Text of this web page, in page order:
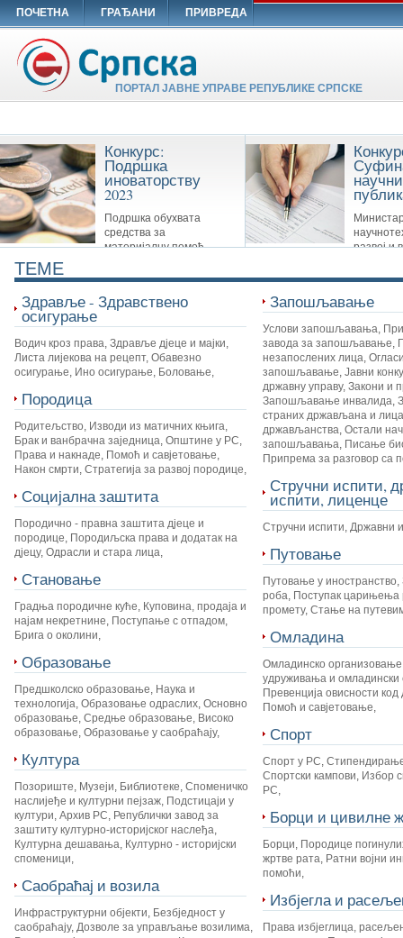
ПОЧЕТНА ГРАЂАНИ ПРИВРЕДА
ПОРТАЛ ЈАВНЕ УПРАВЕ РЕПУБЛИКЕ СРПСКЕ
развој и
публикације: Научне
Конкурс:
Подршка
иноваторству
2023
Подршка обухвата
средства за
материјалну помоћ
иноватора Републике Српске,
иноватора и другим
TEME
Здравље - Здравствено
осигурање
Водич кроз права, Здравље дјеце и мајки,
Листа лијекова на рецепт, Обавезно
осигурање, Ино осигурање, Боловање,
Породица
Родитељство, Изводи из матичних књига,
Брак и ванбрачна заједница, Општине у РС,
Права и накнаде, Помоћ и савјетовање,
Након смрти, Стратегија за развој породице,
Социјална заштита
Породично - правна заштита дјеце и
породице, Породиљска права и додатак на
дјецу, Одрасли и стара лица,
Становање
Градња породичне куће, Куповина, продаја и
најам некретнине, Поступање с отпадом,
Брига о околини,
Образовање
Предшколско образовање, Наука и
технологија, Образовање одраслих, Основно
образовање, Средње образовање, Високо
образовање, Образовање у саобраћају,
Култура
Позориште, Музеји, Библиотеке, Споменичко
наслијеђе и културни пејзаж, Подстицаји у
култури, Архив РС, Републички завод за
заштиту културно-историјског наслеђа,
Културна дешавања, Културно - историјски
споменици,
Саобраћај и возила
Инфраструктурни објекти, Безбједност у
саобраћају, Дозволе за управљање возилима,
Запошљавање
Услови запошљавања,
завода за запошљавање,
незапослених лица,
запошљавање, Јавни
државну управу, Закони и
Запошљавање инвалида,
страних држављана и
држављанства, Остали
запошљавања, Писање
Припрема за разговор са
Стручни испити,
испити, лиценце
Стручни испити, Државни
Путовање
Путовање у иностранство,
роба, Поступак царињења
промету, Стање на
Омладина
Омладинско организовање
удруживања и омладински
Превенција овисности код
Помоћ и савјетовање,
Спорт
Спорт у РС,
Спортски кампови, Избор
РС,
Борци и цивилне
Борци, Породице
жртве рата, Ратни војни
помоћи,
Избјегла и
Права избјеглица,